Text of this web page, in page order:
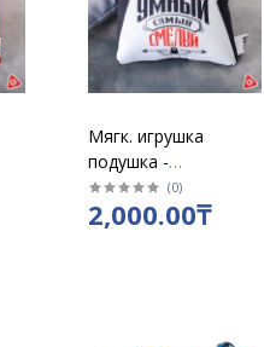
Мягк. игрушка
подушка -
антистресс "Самый
сильный" 25х25 см /
(0)
2,000.00₸